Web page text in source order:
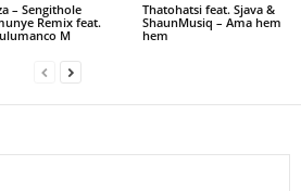
– Sengithole
Remix feat.
M
Thatohatsi feat. Sjava &
ShaunMusiq – Ama hem
hem